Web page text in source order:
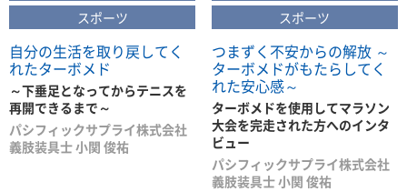
スポーツ
自分の生活を取り戻してく
れたターボメド
～下垂足となってからテニスを
再開できるまで～
パシフィックサプライ株式会社
義肢装具士 小関 俊祐
スポーツ
つまずく不安からの解放 ～
ターボメドがもたらしてく
れた安心感～
ターボメドを使用してマラソン
大会を完走された方へのインタ
ビュー
パシフィックサプライ株式会社
義肢装具士 小関 俊祐